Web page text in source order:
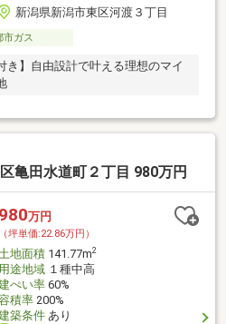
新潟県新潟市東区河渡３丁目
市ガス
き】自由設計で叶える理想のマイ
亀田水道町２丁目 980万円
980万円
（坪単価:22.86万円）
地面積141.77m2
用途地域１種中高
ぺい率60%
積率200%
築条件あり